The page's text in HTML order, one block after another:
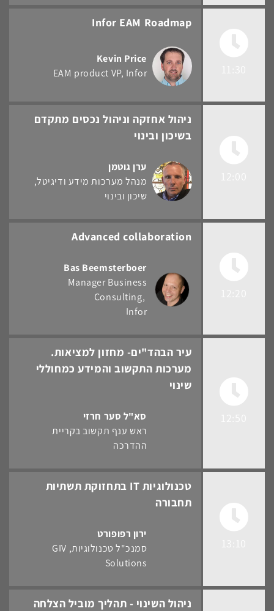
Infor EAM Roadmap
Kevin Price
EAM product VP Infor
ניהול אחזקה וניהול נכסים מתקדם
בשיכון ובינוי
ערן גוטמן
מנהל מערכות מידע ודיגיטל
שיכון ובינוי
Advanced collaboration
Bas Beemsterboer
Manager Business
Consulting
Infor
עיר הבהד"ים- מחזון למציאות.
מערכות התקשוב והמידע כמחוללי
שינוי
סא"ל סער חרזי
ראש ענף תקשוב בקריית
ההדרכה
טכנולוגיות IT בתחזוקת תשתיות
תחבורה
ירון רפופורט
סמנכ"ל טכנולוגיות GIV
Solutions
ניהול השינוי - תהליך מוביל הצלחה